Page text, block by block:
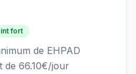
fort
de EHPAD
de 66.10€/jour